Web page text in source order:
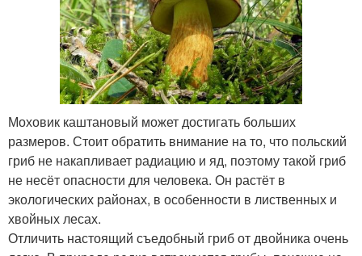
Моховик каштановый может достигать больших
размеров. Стоит обратить внимание на то, что польский
гриб не накапливает радиацию и яд, поэтому такой гриб
не несёт опасности для человека. Он растёт в
экологических районах, в особенности в лиственных и
хвойных лесах.
Отличить настоящий съедобный гриб от двойника очень